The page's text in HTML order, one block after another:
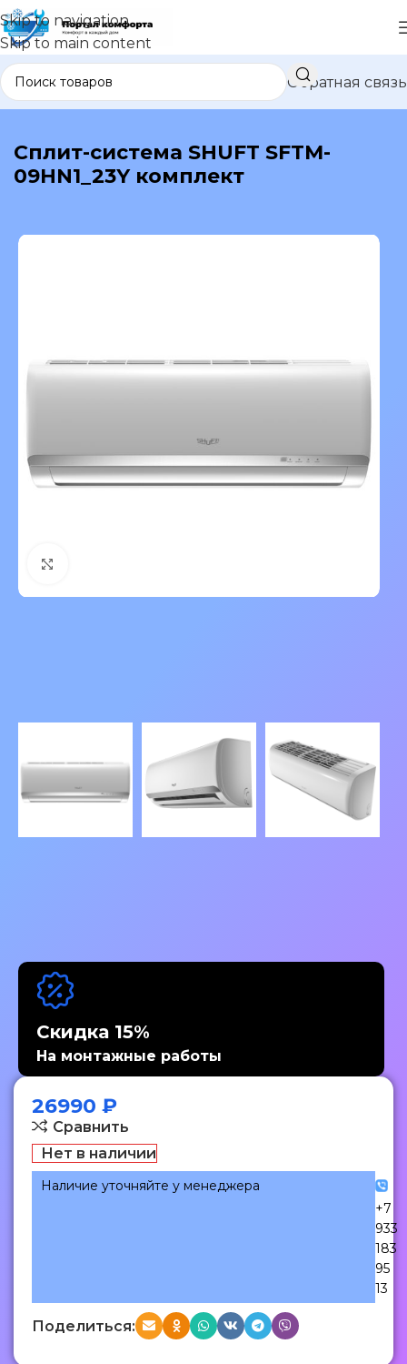
Skip to navigation
Skip to main content
Обратная связь
В каталог
Сплит-система SHUFT SFTM-
09HN1_23Y комплект
Скидка 15%
На монтажные работы
26990 ₽
Сравнить
Нет в наличии
Наличие уточняйте у менеджера
+7
933
183
95
13
Поделиться: